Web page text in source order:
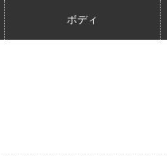
ボディ